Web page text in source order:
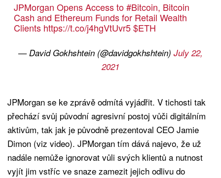
JPMorgan Opens Access to#Bitcoin, Bitcoin
Cash and Ethereum Funds for Retail Wealth
Clients https://t.co/j4hgVtUvr5 $ETH
— David Gokhshtein (@davidgokhshtein) July 22,
2021
JPMorgan se ke zprávě odmítá vyjádřit. V tichosti tak
přechází svůj původní agresivní postoj vůči digitálním
aktivům, tak jak je původně prezentoval CEO Jamie
Dimon (viz video). JPMorgan tím dává najevo, že už
nadále nemůže ignorovat vůli svých klientů a nutnost
vyjít jim vstříc ve snaze zamezit jejich odlivu do